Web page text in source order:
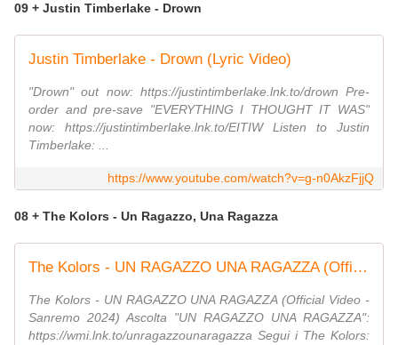
09 + Justin Timberlake - Drown
Justin Timberlake - Drown (Lyric Video)
"Drown" out now: https://justintimberlake.lnk.to/drown Pre-
order and pre-save "EVERYTHING I THOUGHT IT WAS"
now: https://justintimberlake.lnk.to/EITIW Listen to Justin
Timberlake: ...
https://www.youtube.com/watch?v=g-n0AkzFjjQ
08 + The Kolors - Un Ragazzo, Una Ragazza
The Kolors - UN RAGAZZO UNA RAGAZZA (Official Video - Sanremo 2024)
The Kolors - UN RAGAZZO UNA RAGAZZA (Official Video -
Sanremo 2024) Ascolta "UN RAGAZZO UNA RAGAZZA":
https://wmi.lnk.to/unragazzounaragazza Segui i The Kolors: